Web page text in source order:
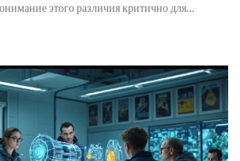
этого различия критично для